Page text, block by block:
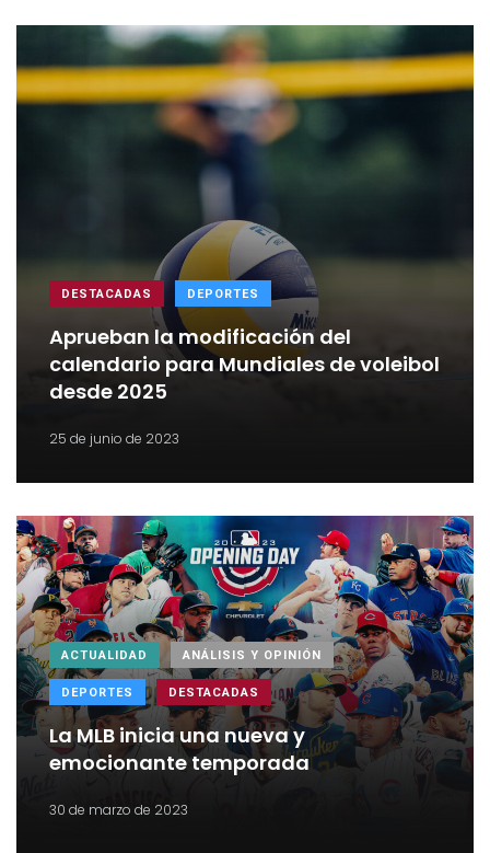
DESTACADAS DEPORTES
Aprueban la modificación del
calendario para Mundiales de voleibol
desde 2025
25 de junio de 2023
ACTUALIDAD ANÁLISIS Y OPINIÓN
DEPORTES DESTACADAS
La MLB inicia una nueva y
emocionante temporada
30 de marzo de 2023